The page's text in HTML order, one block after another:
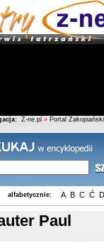
Z-ne.pl » Portal Zakopiański
alfabetycznie: A B C Ć D
Paul